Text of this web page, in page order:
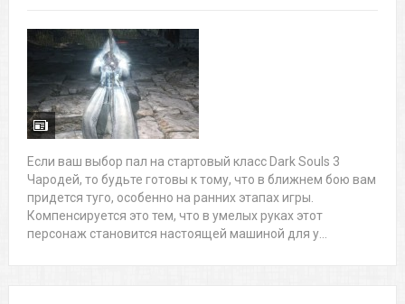
Если ваш выбор пал на стартовый класс Dark Souls 3
Чародей, то будьте готовы к тому, что в ближнем бою вам
придется туго, особенно на ранних этапах игры.
Компенсируется это тем, что в умелых руках этот
персонаж становится настоящей машиной для у...